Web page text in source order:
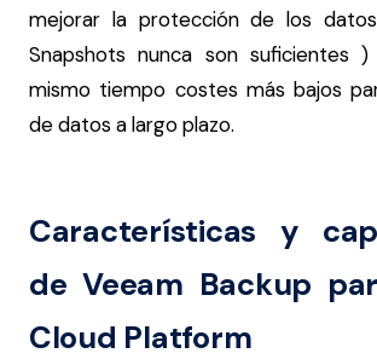
mejorar la protección de los
Snapshots nunca son suficientes
mismo tiempo costes más bajos
de datos a largo plazo.
Características y
de Veeam Backup
Cloud Platform